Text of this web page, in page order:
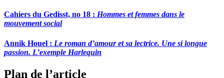
Cahiers du Gedisst, no 18 : Hommes et femmes dans le
mouvement social
Annik Houel : Le roman d’amour et sa lectrice. Une si longue
passion. L’exemple Harlequin
Plan de l’article